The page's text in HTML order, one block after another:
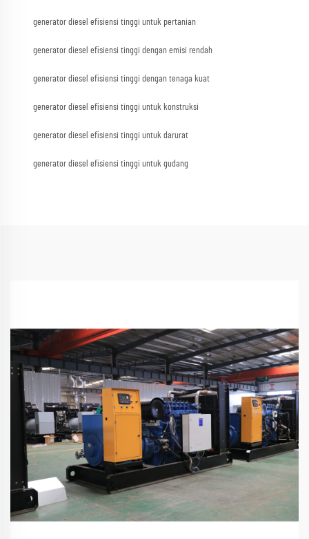
generator diesel efisiensi tinggi untuk pertanian
generator diesel efisiensi tinggi dengan emisi rendah
generator diesel efisiensi tinggi dengan tenaga kuat
generator diesel efisiensi tinggi untuk konstruksi
generator diesel efisiensi tinggi untuk darurat
generator diesel efisiensi tinggi untuk gudang